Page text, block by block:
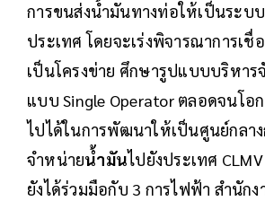
การขนส่งน้ำมันทางท่อให้เป็นระบ
ประเทศ โดยจะเร่งพิจารณาการเ
เป็นโครงข่าย ศึกษารูปแบบบริหาร
แบบ Single Operator ตลอดจนโอ
ไปได้ในการพัฒนาให้เป็นศูนย์กลา
จำหน่ายน้ำมันไปยังประเทศ
ยังได้ร่วมมือกับ 3 การไฟฟ้า สำนัก